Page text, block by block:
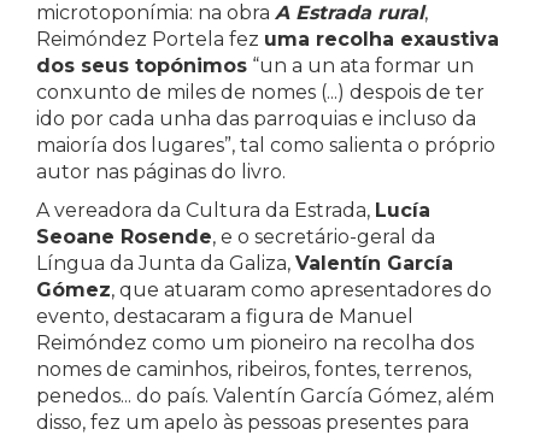
microtoponímia: na obra A Estrada rural,
Reimóndez Portela fez uma recolha exaustiva
dos seus topónimos “un a un ata formar un
conxunto de miles de nomes (...) despois de ter
ido por cada unha das parroquias e incluso da
maioría dos lugares”, tal como salienta o próprio
autor nas páginas do livro.
A vereadora da Cultura da Estrada, Lucía
Seoane Rosende, e o secretário-geral da
Língua da Junta da Galiza, Valentín García
Gómez, que atuaram como apresentadores do
evento, destacaram a figura de Manuel
Reimóndez como um pioneiro na recolha dos
nomes de caminhos, ribeiros, fontes, terrenos,
penedos... do país. Valentín García Gómez, além
disso, fez um apelo às pessoas presentes para